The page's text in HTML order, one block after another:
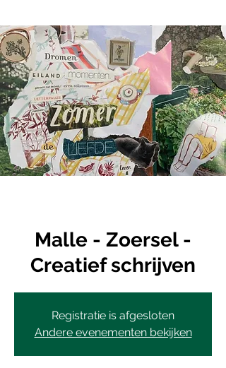
Malle - Zoersel -
Creatief schrijven
Registratie is afgesloten
Andere evenementen bekijken